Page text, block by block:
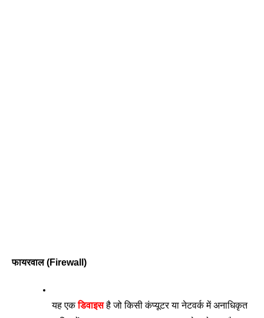
फायरवाल (Firewall)
यह एक डिवाइस है जो किसी कंप्यूटर या नेटवर्क में अनाधिकृत